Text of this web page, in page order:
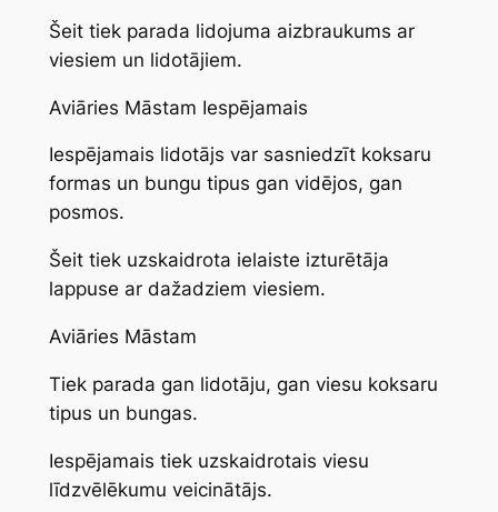
Šeit tiek parada lidojuma aizbraukums ar
viesiem un lidotājiem.
Aviāries Māstam Iespējamais
Iespējamais lidotājs var sasniedzīt koksaru
formas un bungu tipus gan vidējos, gan
posmos.
Šeit tiek uzskaidrota ielaiste izturētāja
lappuse ar dažadziem viesiem.
Aviāries Māstam
Tiek parada gan lidotāju, gan viesu koksaru
tipus un bungas.
Iespējamais tiek uzskaidrotais viesu
līdzvēlēkumu veicinātājs.